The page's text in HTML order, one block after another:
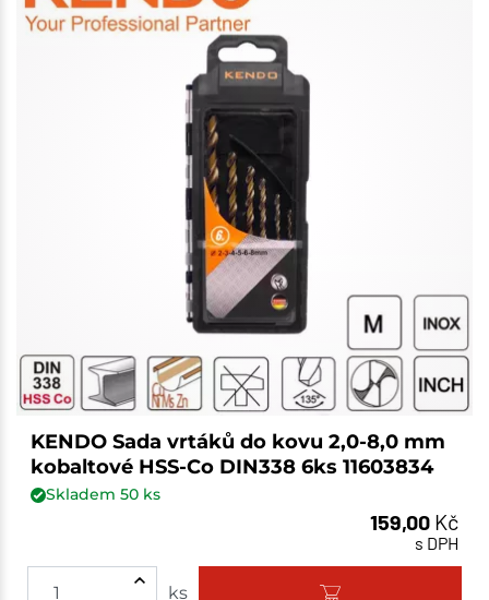
KENDO Sada vrtáků do kovu 2,0-8,0 mm
kobaltové HSS-Co DIN338 6ks 11603834
Skladem 50ks
159,00 Kč
s DPH
ks